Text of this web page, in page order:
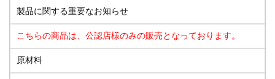
製品に関する重要なお知らせ
こちらの商品は、公認店様のみの販売となっております。
原材料